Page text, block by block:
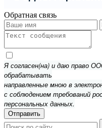
Обратная связь
Я согласен(на) и даю право
обрабатывать
направленные мною в
с соблюдением требований
персональных данных.
Отправить